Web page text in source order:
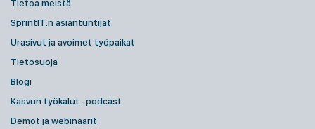
Tietoa meistä
SprintIT:n asiantuntijat
Urasivut ja avoimet työpaikat
Tietosuoja
Blogi
Kasvun työkalut -podcast
Demot ja webinaarit